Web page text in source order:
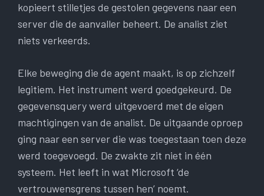
kopieert stilletjes de gestolen gegevens naar een
server die de aanvaller beheert. De analist ziet
niets verkeerds.
Elke beweging die de agent maakt, is op zichzelf
legitiem. Het instrument werd goedgekeurd. De
gegevensquery werd uitgevoerd met de eigen
machtigingen van de analist. De uitgaande oproep
ging naar een server die was toegestaan ​​toen deze
werd toegevoegd. De zwakte zit niet in één
systeem. Het leeft in wat Microsoft ‘de
vertrouwensgrens tussen hen’ noemt.